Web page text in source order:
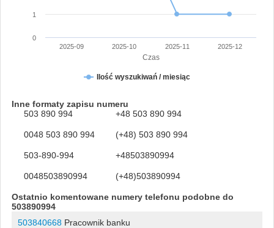
Czas
Ilość wyszukiwań / miesiąc
2025-09 2025-10 2025-11 2025-12
0
1
Inne formaty zapisu numeru
503 890 994
+48 503 890 994
0048 503 890 994 (+48) 503 890 994
503-890-994 +48503890994
0048503890994 (+48)503890994
Ostatnio komentowane numery telefonu podobne do
503890994
503840668Pracownik banku